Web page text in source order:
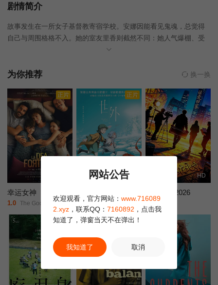
剧情简介
故事发生在一所女子基督教寄宿学校。安娜因能看见鬼魂，总觉得
自己与周围格格不入。她的室友里香则截然不同：她人气爆棚、受
人喜爱，是个让所有人都心生敬佩的优等生。然而，当里香选择自
朋友诗织——诗织始终难以接受这一失去，试图弄明白背后的缘
现，并且正慢慢渗入她的身体……
为你推荐 换一换
正片
更新至5集
幸运女神
1.0 The Goddess of Luck/The Goddess Of Fortune/
正片
HD
1.0 Another.World/
HD
让爱回家2026
8.0
正片
网站公告
欢迎观看，官方网站： www.716089
2.xyz ，联系QQ： 7160892 ，点击我
知道了，弹窗当天不在弹出！
我知道了 取消